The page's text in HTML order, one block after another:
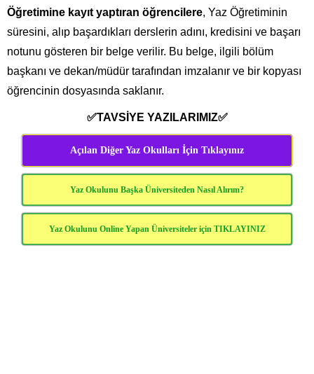
Öğretimine kayıt yaptıran öğrencilere, Yaz Öğretiminin
süresini, alıp başardıkları derslerin adını, kredisini ve başarı
notunu gösteren bir belge verilir. Bu belge, ilgili bölüm
başkanı ve dekan/müdür tarafından imzalanır ve bir kopyası
öğrencinin dosyasında saklanır.
✅TAVSİYE YAZILARIMIZ✅
Açılan Diğer Yaz Okulları İçin Tıklayınız
Yaz Okulunu Başka Üniversiteden Nasıl Alırım?
Yaz Okulunu Online Yapan Üniversiteler için TIKLAYINIZ